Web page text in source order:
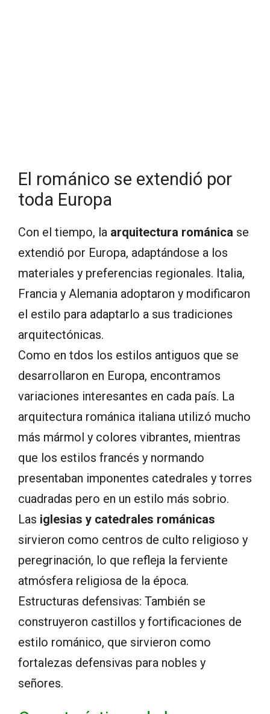
El románico se extendió por
toda Europa
Con el tiempo, la arquitectura románica se
extendió por Europa, adaptándose a los
materiales y preferencias regionales. Italia,
Francia y Alemania adoptaron y modificaron
el estilo para adaptarlo a sus tradiciones
arquitectónicas.
Como en tdos los estilos antiguos que se
desarrollaron en Europa, encontramos
variaciones interesantes en cada país. La
arquitectura románica italiana utilizó mucho
más mármol y colores vibrantes, mientras
que los estilos francés y normando
presentaban imponentes catedrales y torres
cuadradas pero en un estilo más sobrio.
Las iglesias y catedrales románicas
sirvieron como centros de culto religioso y
peregrinación, lo que refleja la ferviente
atmósfera religiosa de la época.
Estructuras defensivas: También se
construyeron castillos y fortificaciones de
estilo románico, que sirvieron como
fortalezas defensivas para nobles y
señores.